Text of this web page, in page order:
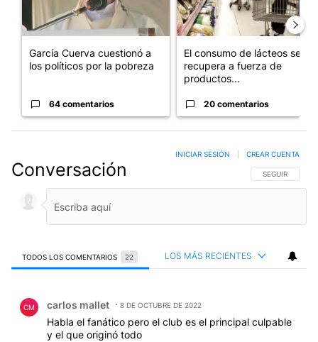
García Cuerva cuestionó a
los políticos por la pobreza
64 comentarios
El consumo de lácteos se
recupera a fuerza de
productos...
20 comentarios
Conversación SIGA ESTA
SEGUIR
INICIAR SESIÓN CREAR CUENTA
TODOS LOS COMENTARIOS 22 LOS MÁS RECIENTES
CM carlos mallet 8 DE OCTUBRE DE 2022
Habla el fanático pero el club es el principal culpable
y el que originó todo